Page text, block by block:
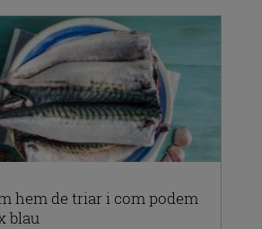
hem de triar i com podem
blau